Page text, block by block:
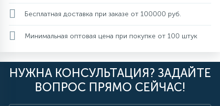
Бесплатная доставка при заказе от 100000 руб.
Минимальная оптовая цена при покупке от 100 штук
НУЖНА КОНСУЛЬТАЦИЯ? ЗАДАЙТЕ
ВОПРОС ПРЯМО СЕЙЧАС!